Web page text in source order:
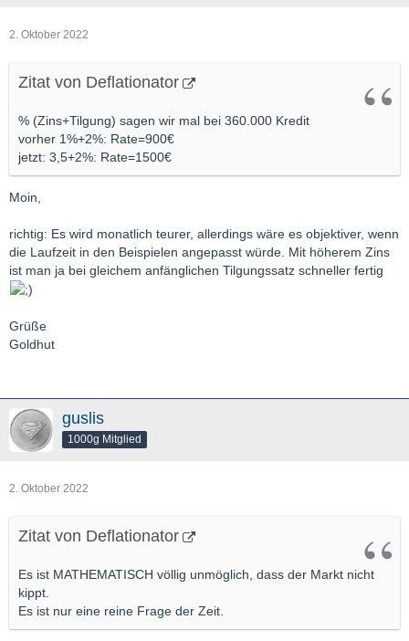
2. Oktober 2022
Zitat von Deflationator
% (Zins+Tilgung) sagen wir mal bei 360.000 Kredit
vorher 1%+2%: Rate=900€
jetzt: 3,5+2%: Rate=1500€
Moin,
richtig: Es wird monatlich teurer, allerdings wäre es objektiver, wenn
die Laufzeit in den Beispielen angepasst würde. Mit höherem Zins
ist man ja bei gleichem anfänglichen Tilgungssatz schneller fertig
Grüße
Goldhut
guslis
1000g Mitglied
2. Oktober 2022
Zitat von Deflationator
Es ist MATHEMATISCH völlig unmöglich, dass der Markt nicht
kippt.
Es ist nur eine reine Frage der Zeit.